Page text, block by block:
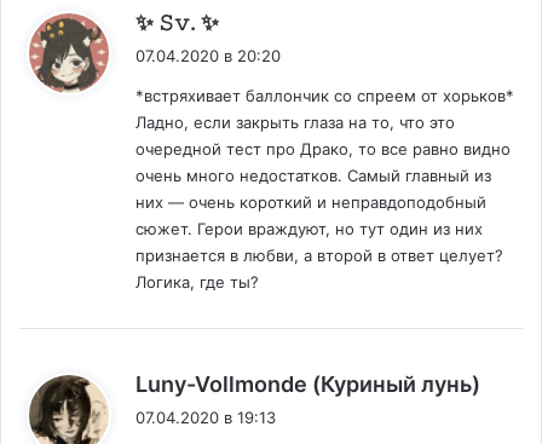
✨️ 𝚂𝚟. ✨️
07.04.2020 в 20:20
*встряхивает баллончик со спреем от хорьков*
Ладно, если закрыть глаза на то, что это
очередной тест про Драко, то все равно видно
очень много недостатков. Самый главный из
них — очень короткий и неправдоподобный
сюжет. Герои враждуют, но тут один из них
признается в любви, а второй в ответ целует?
Логика, где ты?
Luny-Vollmonde (Куриный лунь)
07.04.2020 в 19:13